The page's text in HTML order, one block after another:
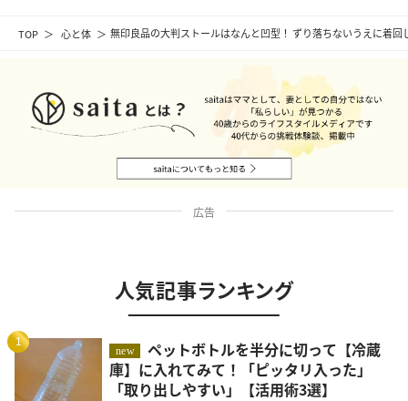
TOP 心と体 無印良品の大判ストールはなんと凹型！ ずり落ちないうえに着
広告
人気記事ランキング
1
new
ペットボトルを半分に切って【冷蔵
庫】に入れてみて！「ピッタリ入った」
「取り出しやすい」【活用術3選】